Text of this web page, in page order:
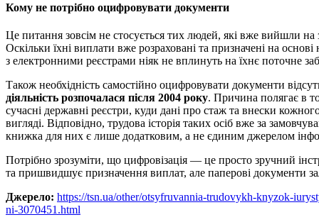
Кому не потрібно оцифровувати документи
Це питання зовсім не стосується тих людей, які вже вийшли
Оскільки їхні виплати вже розраховані та призначені на
з електронними реєстрами ніяк не вплинуть на їхнє поточне
Також необхідність самостійно оцифровувати документи
діяльність розпочалася після 2004 року. Причина полягає в
сучасні державні реєстри, куди дані про стаж та внески
вигляді. Відповідно, трудова історія таких осіб вже за
книжка для них є лише додатковим, а не єдиним джерелом
Потрібно зрозуміти, що цифровізація — це просто зручний
та пришвидшує призначення виплат, але паперові документи
Джерело: https://tsn.ua/other/otsyfruvannia-trudovykh-knyzok-
ni-3070451.html